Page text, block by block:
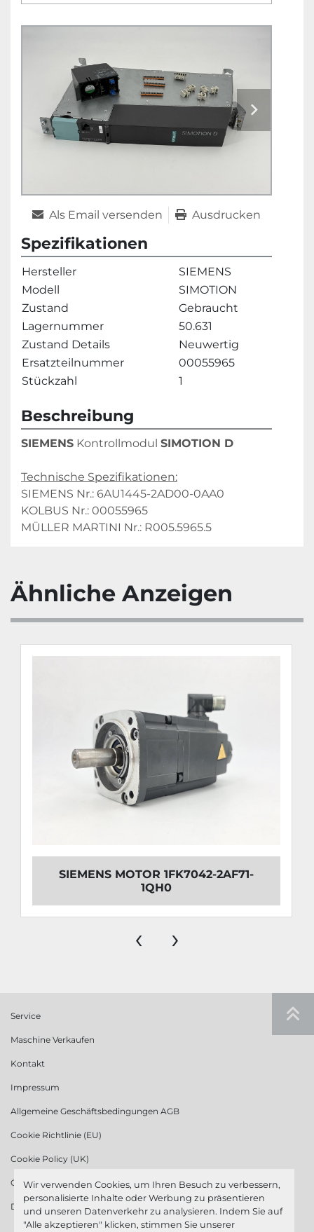
Wir verwenden Cookies, um Ihren Besuch zu verbessern,
personalisierte Inhalte oder Werbung zu präsentieren
und unseren Datenverkehr zu analysieren. Indem Sie auf
"Alle akzeptieren" klicken, stimmen Sie unserer
Als Email versenden Ausdrucken
Spezifikationen
Hersteller
SIEMENS
Modell
SIMOTION
Zustand
Gebraucht
Lagernummer
50.631
Zustand Details
Neuwertig
Ersatzteilnummer
00055965
Stückzahl
1
Beschreibung
SIEMENS Kontrollmodul SIMOTION D
Technische Spezifikationen:
SIEMENS Nr.: 6AU1445-2AD00-0AA0
KOLBUS Nr.: 00055965
MÜLLER MARTINI Nr.: R005.5965.5
Ähnliche Anzeigen
SIEMENS MOTOR 1FK7042-2AF71-
1QH0
‹ ›
Service
Maschine Verkaufen
Kontakt
Impressum
Allgemeine Geschäftsbedingungen AGB
Cookie Richtlinie (EU)
Cookie Policy (UK)
Cookie Richtlinie (US)
Datenschutzerklärung